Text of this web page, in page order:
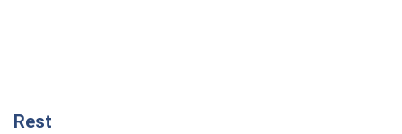
Rest